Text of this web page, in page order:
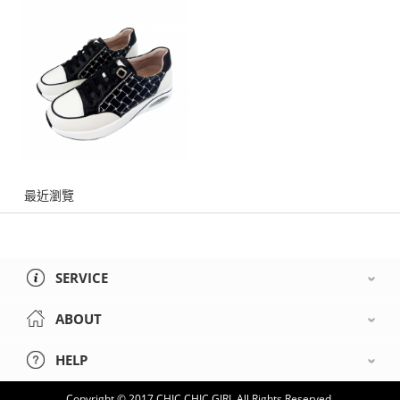
最近瀏覽
SERVICE
ABOUT
HELP